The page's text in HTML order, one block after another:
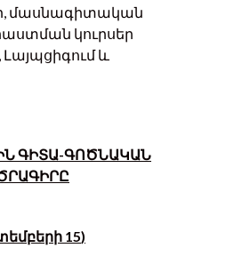
մասնագիտական
կուրսեր
Լայպցիգում և
ԳԻՏԱ-ԳՈԾՆԱԿԱՆ
15)